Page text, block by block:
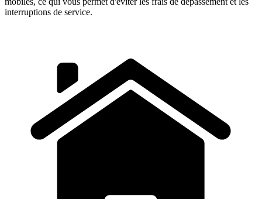
interruptions de service.